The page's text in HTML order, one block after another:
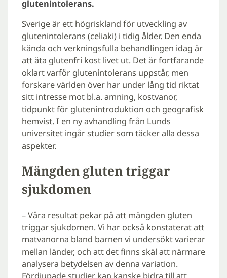
glutenintolerans.
Sverige är ett högriskland för utveckling av
glutenintolerans (celiaki) i tidig ålder. Den enda
kända och verkningsfulla behandlingen idag är
att äta glutenfri kost livet ut. Det är fortfarande
oklart varför glutenintolerans uppstår, men
forskare världen över har under lång tid riktat
sitt intresse mot bl.a. amning, kostvanor,
tidpunkt för glutenintroduktion och geografisk
hemvist. I en ny avhandling från Lunds
universitet ingår studier som täcker alla dessa
aspekter.
Mängden gluten triggar
sjukdomen
– Våra resultat pekar på att mängden gluten
triggar sjukdomen. Vi har också konstaterat att
matvanorna bland barnen vi undersökt varierar
mellan länder, och att det finns skäl att närmare
analysera betydelsen av denna variation.
Fördjupade studier kan kanske bidra till att